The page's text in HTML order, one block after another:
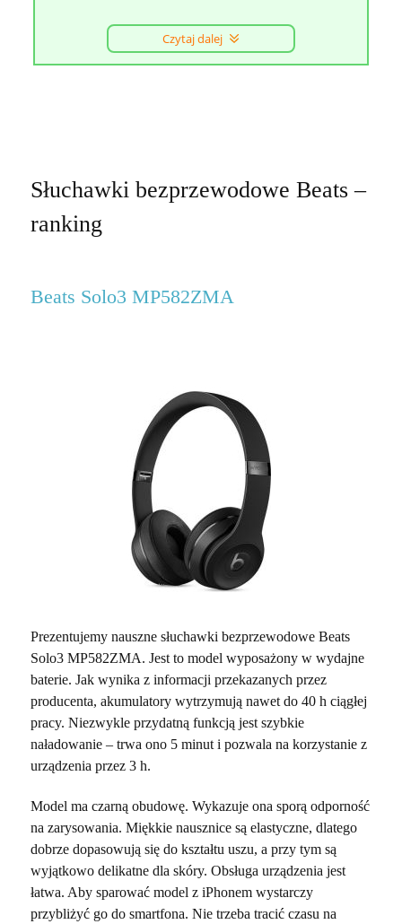
Czytaj dalej
Słuchawki bezprzewodowe Beats –
ranking
Beats Solo3 MP582ZMA
Prezentujemy nauszne słuchawki bezprzewodowe Beats
Solo3 MP582ZMA. Jest to model wyposażony w wydajne
baterie. Jak wynika z informacji przekazanych przez
producenta, akumulatory wytrzymują nawet do 40 h ciągłej
pracy. Niezwykle przydatną funkcją jest szybkie
naładowanie – trwa ono 5 minut i pozwala na korzystanie z
urządzenia przez 3 h.
Model ma czarną obudowę. Wykazuje ona sporą odporność
na zarysowania. Miękkie nausznice są elastyczne, dlatego
dobrze dopasowują się do kształtu uszu, a przy tym są
wyjątkowo delikatne dla skóry. Obsługa urządzenia jest
łatwa. Aby sparować model z iPhonem wystarczy
przybliżyć go do smartfona. Nie trzeba tracić czasu na